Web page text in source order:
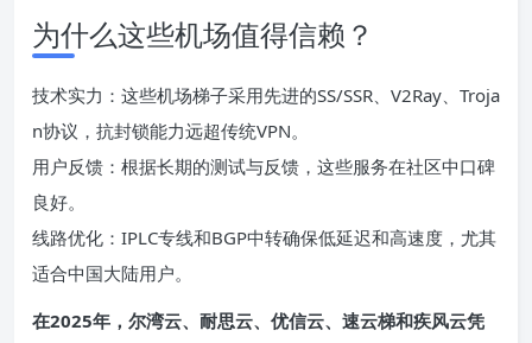
为什么这些机场值得信赖？
技术实力：这些机场梯子采用先进的SS/SSR、V2Ray、Troja
n协议，抗封锁能力远超传统VPN。
用户反馈：根据长期的测试与反馈，这些服务在社区中口碑
良好。
线路优化：IPLC专线和BGP中转确保低延迟和高速度，尤其
适合中国大陆用户。
在2025年，尔湾云、耐思云、优信云、速云梯和疾风云凭